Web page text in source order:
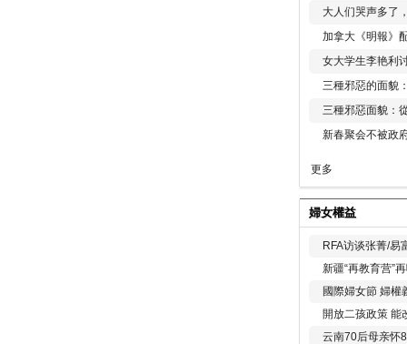
大人们哭声多了
加拿大《明報》
女大学生李艳利
三種邪惡的面貌
三種邪惡面貌：
新春聚会不被政
更多
婦女權益
RFA访谈张菁/易
新疆“再教育营”
國際婦女節 婦權
開放二孩政策 能
云南70后母亲怀